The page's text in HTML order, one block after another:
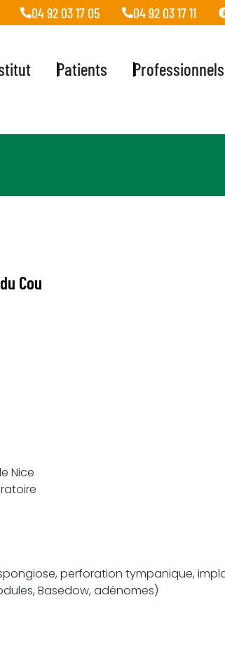
04 92 03 17 05 04 92 03 17 11
Patients
Cou
Nice
perforation tympanique,
Basedow, adénomes)